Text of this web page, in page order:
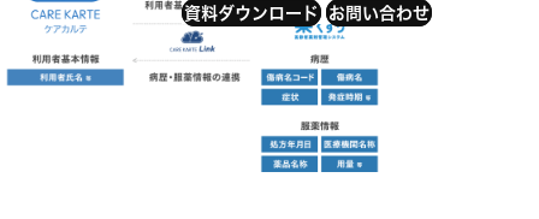
資料ダウンロード お問い合わせ